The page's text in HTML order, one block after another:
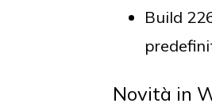
Build
Novità in